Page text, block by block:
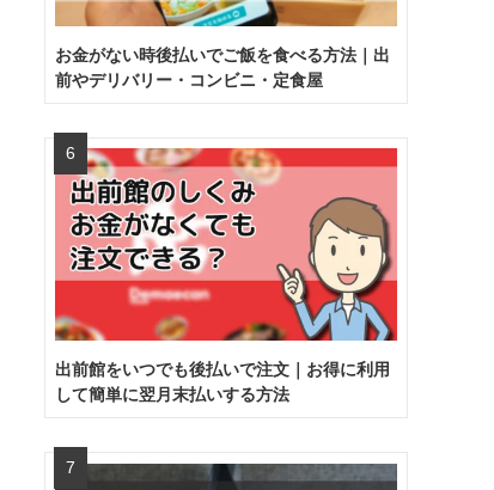
お金がない時後払いでご飯を食べる方法｜出
前やデリバリー・コンビニ・定食屋
出前館をいつでも後払いで注文｜お得に利用
して簡単に翌月末払いする方法